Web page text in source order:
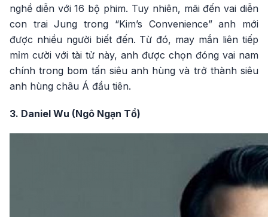
nghề diễn với 16 bộ phim. Tuy nhiên, mãi đến vai diễn
con trai Jung trong “Kim’s Convenience” anh mới
được nhiều người biết đến. Từ đó, may mắn liên tiếp
mỉm cười với tài tử này, anh được chọn đóng vai nam
chính trong bom tấn siêu anh hùng và trở thành siêu
anh hùng châu Á đầu tiên.
3. Daniel Wu (Ngô Ngạn Tổ)